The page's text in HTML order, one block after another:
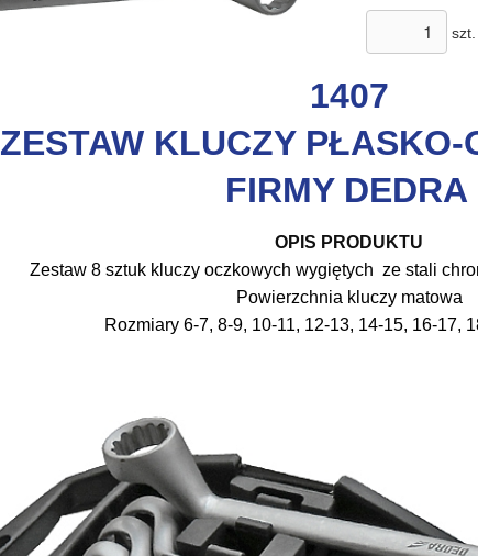
szt.
1407
ZESTAW KLUCZY PŁASKO-
FIRMY DEDRA
OPIS PRODUKTU
Zestaw 8 sztuk kluczy oczkowych wygiętych ze stali
Powierzchnia kluczy matowa
Rozmiary 6-7, 8-9, 10-11, 12-13, 14-15, 16-17,